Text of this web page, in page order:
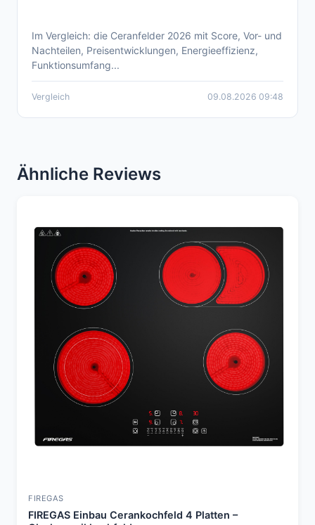
Aktueller Ceranfeld Vergleich 2026 –
Überblick zu Top-Modellen
Im Vergleich: die Ceranfelder 2026 mit Score, Vor- und
Nachteilen, Preisentwicklungen, Energieeffizienz,
Funktionsumfang...
Vergleich 09.08.2026 09:48
Ähnliche Reviews
FIREGAS
FIREGAS Einbau Cerankochfeld 4 Platten –